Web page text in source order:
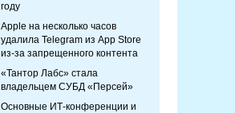
году
Apple на несколько часов
удалила Telegram из App Store
из-за запрещенного контента
«Тантор Лабс» стала
владельцем СУБД «Персей»
Основные ИТ-конференции и